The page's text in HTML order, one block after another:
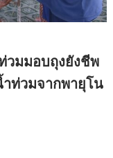
วมมอบถุงยังชีพ
ท่วมจากพายุโน